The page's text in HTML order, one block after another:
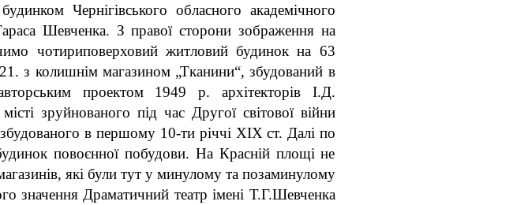
Чернігівського обласного академічного
Шевченка. З правої сторони зображення на
чотириповерховий житловий будинок на 63
з колишнім магазином „Тканини“, збудований в
проектом 1949 р. архітекторів І.Д.
зруйнованого під час Другої світової війни
в першому 10-ти річчі XIX ст. Далі по
повоєнної побудови. На Красній площі не
які були тут у минулому та позаминулому
значення Драматичний театр імені Т.Г.Шевченка